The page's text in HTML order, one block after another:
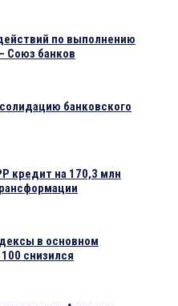
по выполнению
Союз банков
банковского
кредит на 170,3 млн
в основном
снизился